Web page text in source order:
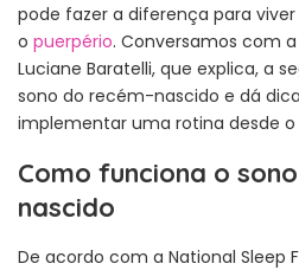
pode fazer a diferença para
o puerpério. Conversamos com
Luciane Baratelli, que explica, a
sono do recém-nascido e dá
implementar uma rotina desde o
Como funciona o
nascido
De acordo com a National Sleep